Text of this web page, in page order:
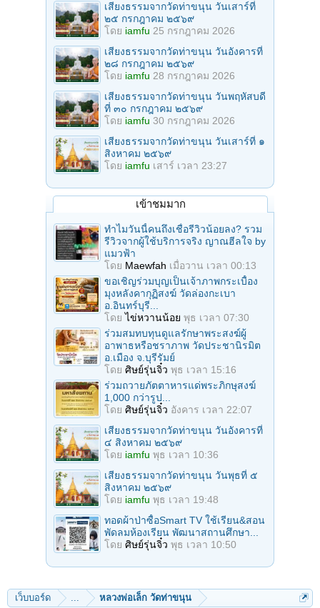
เสียงธรรมจากวัดท่าขนุน วันเสาร์ที่
๒๕ กรกฎาคม ๒๕๖๙
โดย iamfu 25 กรกฎาคม 2026
เสียงธรรมจากวัดท่าขนุน วันอังคารที่
๒๘ กรกฎาคม ๒๕๖๙
โดย iamfu 28 กรกฎาคม 2026
เสียงธรรมจากวัดท่าขนุน วันพฤหัสบดี
ที่ ๓๐ กรกฎาคม ๒๕๖๙
โดย iamfu 30 กรกฎาคม 2026
เสียงธรรมจากวัดท่าขนุน วันเสาร์ที่ ๑
สิงหาคม ๒๕๖๙
โดย iamfu เสาร์ เวลา 23:27
เข้าชมมาก
ทำไมวันนี้คนถึงเชื่อรีวิวน้อยลง? รวม
รีวิวจากผู้ใช้บริการจริง ญาณฮีลใจ by
แมวฟ้า
โดย Maewfah เมื่อวาน เวลา 00:13
ขอเชิญร่วมบุญเป็นเจ้าภาพกระเบื้อง
มุงหลังคากุฏิสงฆ์ วัดล่องกะเบา
อ.อินทร์บุรี...
โดยไข่หวานน้อย พุธ เวลา 07:30
ร่วมสมทบทุนดูแลรักษาพระสงฆ์ผู้
อาพาธหรือชราภาพ วัดประชานิรมิต
อ.เมือง จ.บุรีรัมย์
โดย ศิษย์รุ่นจิ๋ว พุธ เวลา 15:16
ร่วมถวายภัตตาหารแด่พระภิกษุสงฆ์
1,000 กว่ารูป...
โดย ศิษย์รุ่นจิ๋ว อังคาร เวลา 22:07
เสียงธรรมจากวัดท่าขนุน วันอังคารที่
๔ สิงหาคม ๒๕๖๙
โดย iamfu พุธ เวลา 10:36
เสียงธรรมจากวัดท่าขนุน วันพุธที่ ๕
สิงหาคม ๒๕๖๙
โดย iamfu พุธ เวลา 19:48
ทอดผ้าป่าซื้อSmart TV ใช้เรียน&สอน
พัดลมห้องเรียน พัฒนาสถานศึกษา...
โดย ศิษย์รุ่นจิ๋ว พุธ เวลา 10:50
เว็บบอร์ด ... หลวงพ่อเล็ก วัดท่าขนุน